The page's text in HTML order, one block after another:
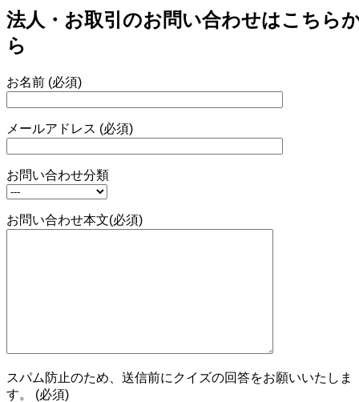
法人・お取引のお問い合わせはこちら
ら
お名前 (必須)
メールアドレス (必須)
お問い合わせ分類
お問い合わせ本文(必須)
スパム防止のため、送信前にクイズの回答をお願いいたしま
す。 (必須)